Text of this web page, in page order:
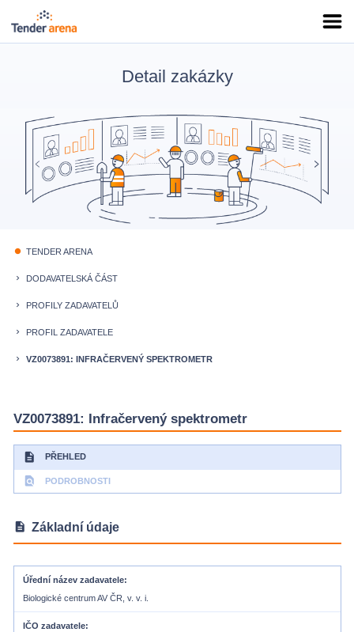
Detail zakázky
fiber_manual_record TENDER ARENA
keyboard_arrow_right DODAVATELSKÁ ČÁST
keyboard_arrow_right PROFILY ZADAVATELŮ
keyboard_arrow_right PROFIL ZADAVATELE
keyboard_arrow_right VZ0073891: INFRAČERVENÝ SPEKTROMETR
VZ0073891: Infračervený spektrometr
description PŘEHLED
find_in_page PODROBNOSTI
description Základní údaje
Úřední název zadavatele
Biologické centrum AV ČR, v. v. i.
IČO zadavatele